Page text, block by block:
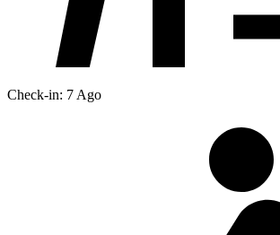
Check-in: 7 Ago